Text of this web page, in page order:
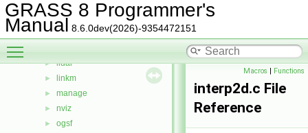
GRASS 8 Programmer's
Manual 8.6.0dev(2026)-9354472151
► htmldriver
► imagery
► init
► lidar
► linkm
► manage
► nviz
► ogsf
Macros | Functions
interp2d.c File
Reference